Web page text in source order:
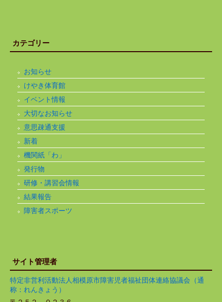
カテゴリー
お知らせ
けやき体育館
イベント情報
大切なお知らせ
意思疎通支援
新着
機関紙「わ」
発行物
研修・講習会情報
結果報告
障害者スポーツ
サイト管理者
特定非営利活動法人相模原市障害児者福祉団体連絡協議会（通
称：れんきょう）